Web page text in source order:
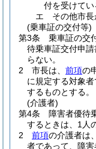
付を受けてい
エ
その他市
(乗車証の交付等)
第3条
乗車証の交
待乗車証交付申請
らない。
2
市長は、 前項の
に規定する対象
するものとする。
(介護者)
第4条
障害者優待
するときは、1人
2
前項の介護者は
者であって、障